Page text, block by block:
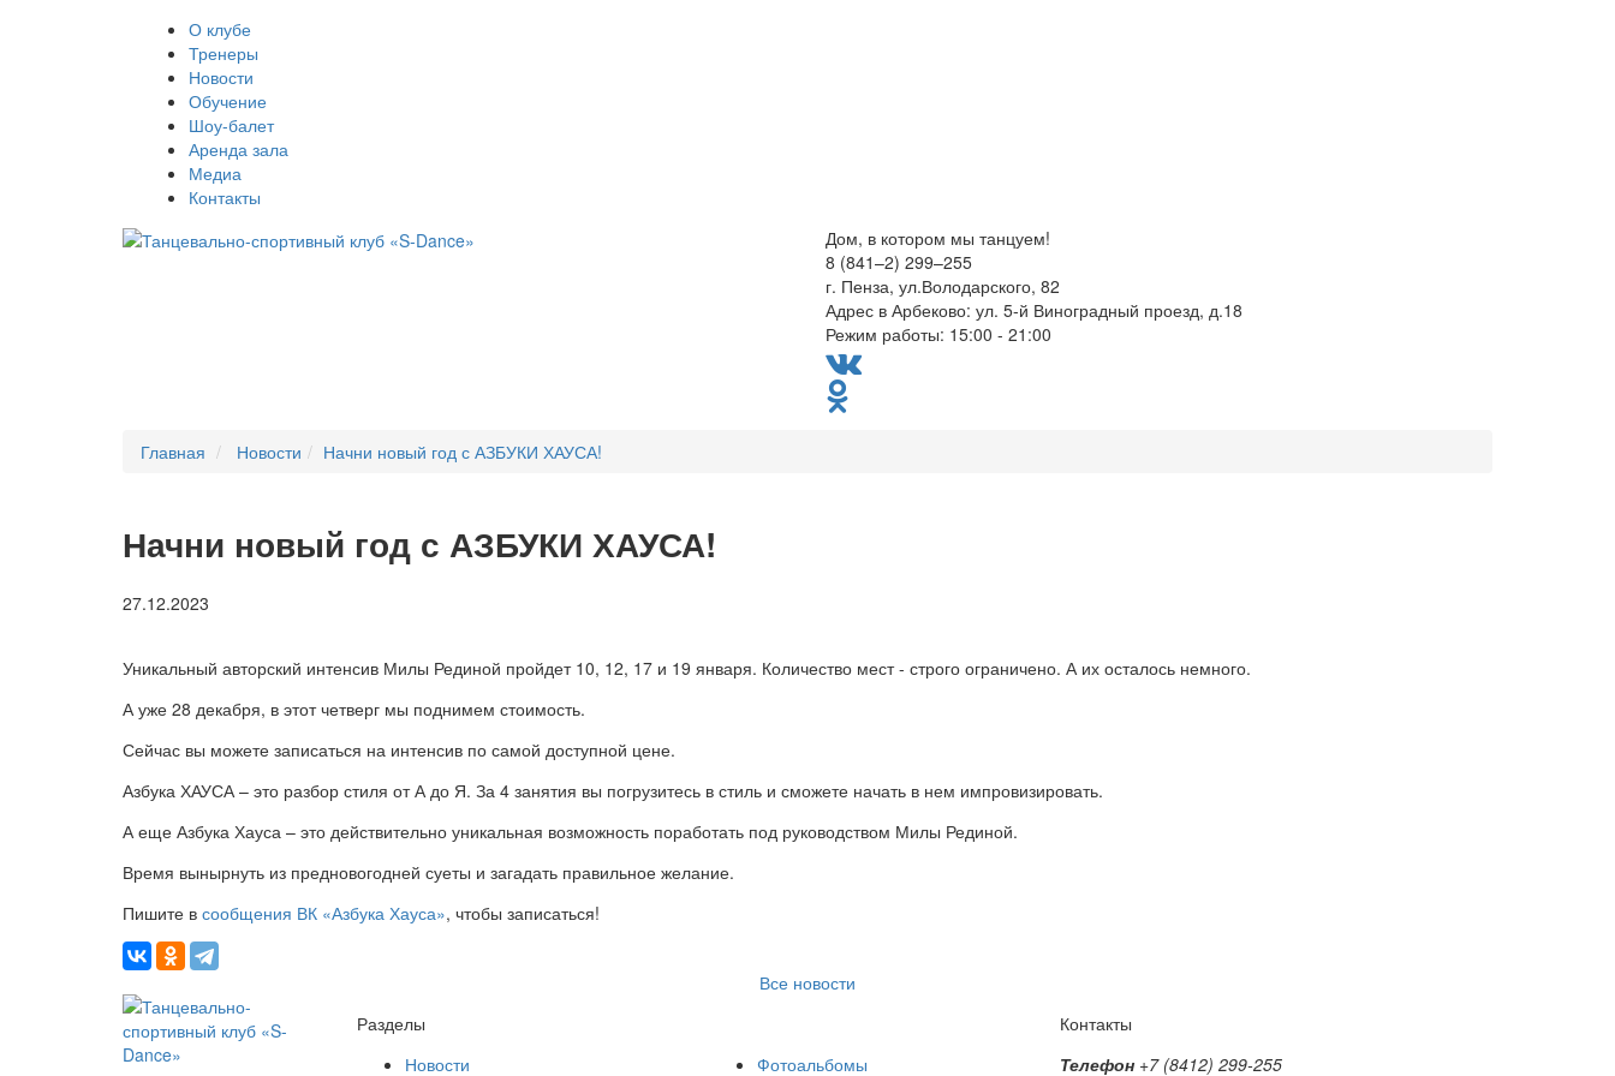
О клубе
Тренеры
Новости
Обучение
Шоу-балет
Аренда зала
Медиа
Контакты
Дом, в котором мы танцуем!
8 (841–2) 299–255
г. Пенза, ул.Володарского, 82
Адрес в Арбеково: ул. 5-й Виноградный проезд, д.18
Режим работы: 15:00 - 21:00
Главная Новости Начни новый год с АЗБУКИ ХАУСА!
Начни новый год с АЗБУКИ ХАУСА!
27.12.2023
Уникальный авторский интенсив Милы Рединой пройдет 10, 12, 17 и 19 января. Количество мест - строго ограничено. А их осталось немного.
А уже 28 декабря, в этот четверг мы поднимем стоимость.
Сейчас вы можете записаться на интенсив по самой доступной цене.
Азбука ХАУСА – это разбор стиля от А до Я. За 4 занятия вы погрузитесь в стиль и сможете начать в нем импровизировать.
А еще Азбука Хауса – это действительно уникальная возможность поработать под руководством Милы Рединой.
Время вынырнуть из предновогодней суеты и загадать правильное желание.
Пишите в сообщения ВК «Азбука Хауса», чтобы записаться!
Все новости
Разделы
Новости
Фотоальбомы
Контакты
Телефон +7 (8412) 299-255